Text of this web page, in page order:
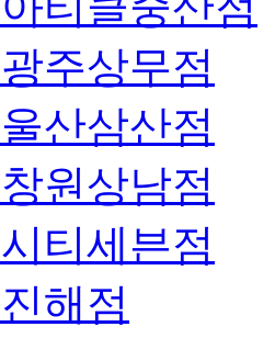
주상무점
산삼산점
원상남점
티세븐점
해점